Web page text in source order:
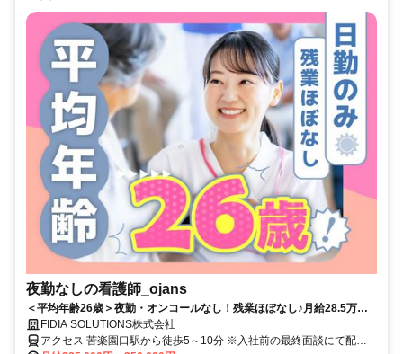
夜勤なしの看護師_ojans
＜平均年齢26歳＞夜勤・オンコールなし！残業ほぼなし♪月給28.5万円
～・昇給年2回・賞与年2回★初年度は賞与年3回★20代・30代の若手メ
ンバーが中心に活躍中！当社正社員として安定して働ける好環境◎
FIDIA SOLUTIONS株式会社
アクセス 苦楽園口駅から徒歩5～10分 ※入社前の最終面談にて配属